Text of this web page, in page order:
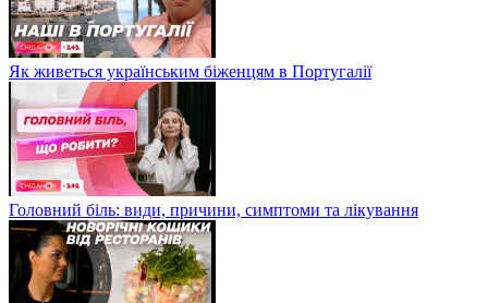
Як живеться українським біженцям в Португалії
Головний біль: види, причини, симптоми та лікування